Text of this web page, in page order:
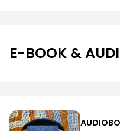
E-BOOK &